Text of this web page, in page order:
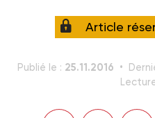
Article
Publié le : 25.11.2016